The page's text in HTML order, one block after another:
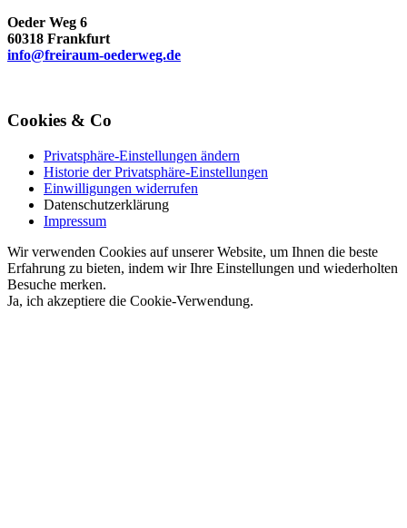
Oeder Weg 6
60318 Frankfurt
info@freiraum-oederweg.de
Cookies & Co
Privatsphäre-Einstellungen ändern
Historie der Privatsphäre-Einstellungen
Einwilligungen widerrufen
Datenschutzerklärung
Impressum
Wir verwenden Cookies auf unserer Website, um Ihnen die beste
Erfahrung zu bieten, indem wir Ihre Einstellungen und wiederholten
Besuche merken.
Ja, ich akzeptiere die Cookie-Verwendung.